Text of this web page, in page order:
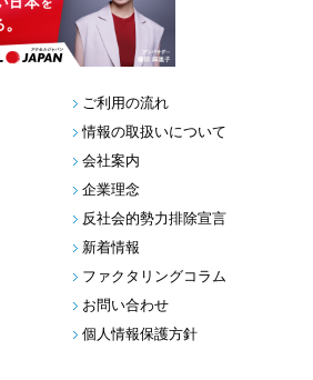
ご利用の流れ
情報の取扱いについて
会社案内
企業理念
反社会的勢力排除宣言
新着情報
ファクタリングコラム
お問い合わせ
個人情報保護方針